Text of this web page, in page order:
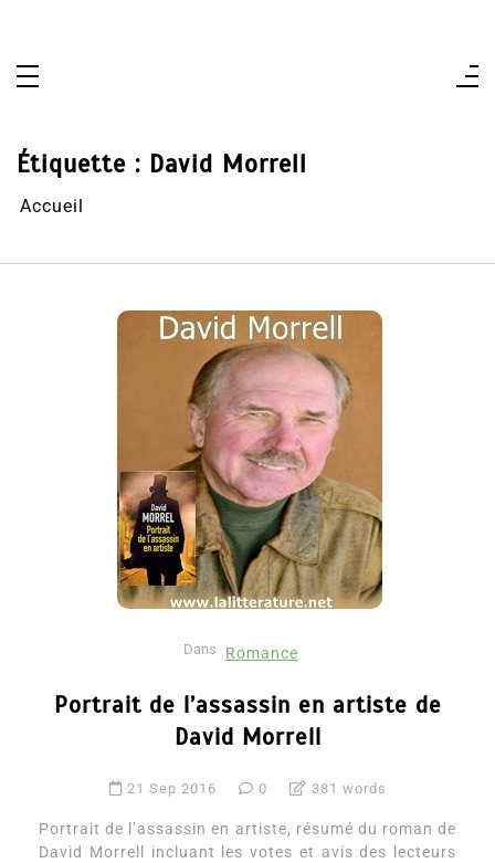
Étiquette : David Morrell
Accueil
Dans Romance
Portrait de l’assassin en artiste de
David Morrell
21 Sep 2016 0 381 words
Portrait de l’assassin en artiste, résumé du roman de
David Morrell incluant les votes et avis des lecteurs